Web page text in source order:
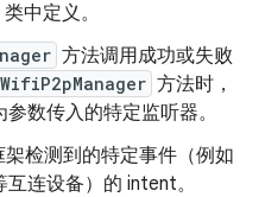
类中定义。
方法调用成功或失败
WifiP2pManager 方法时，
数传入的特定监听器。
检测到的特定事件（例如
连设备）的 intent。